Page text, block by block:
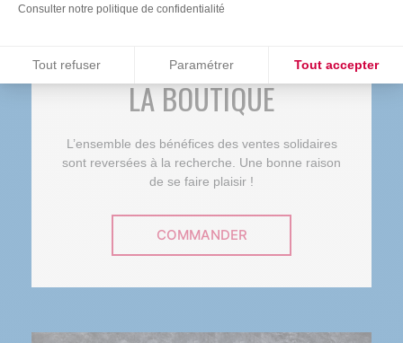
Consulter notre politique de confidentialité
Tout refuser Paramétrer Tout accepter
Plateforme de Gestion du Consentement : Personnalisez vos
LA BOUTIQUE
L’ensemble des bénéfices des ventes solidaires
sont reversées à la recherche. Une bonne raison
de se faire plaisir !
COMMANDER